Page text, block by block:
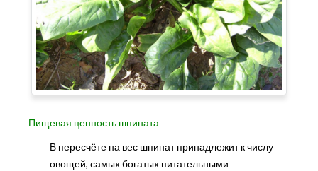
Пищевая ценность шпината
В пересчёте на вес шпинат принадлежит к числу
овощей, самых богатых питательными